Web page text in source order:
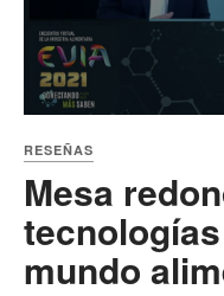
RESEÑAS
Mesa
mundo